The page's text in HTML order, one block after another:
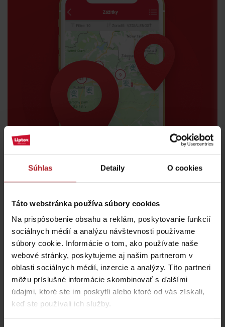
Súhlas Detaily O cookies
Táto webstránka používa súbory cookies
Na prispôsobenie obsahu a reklám, poskytovanie funkcií
sociálnych médií a analýzu návštevnosti používame
súbory cookie. Informácie o tom, ako používate naše
webové stránky, poskytujeme aj našim partnerom v
oblasti sociálnych médií, inzercie a analýzy. Títo partneri
môžu príslušné informácie skombinovať s ďalšími
údajmi, ktoré ste im poskytli alebo ktoré od vás získali,
keď ste používali ich služby.
Kde jesť a piť v blízkosti: